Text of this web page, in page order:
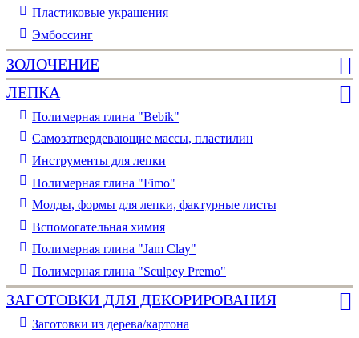
Пластиковые украшения
Эмбоссинг
ЗОЛОЧЕНИЕ
ЛЕПКА
Полимерная глина "Bebik"
Самозатвердевающие массы, пластилин
Инструменты для лепки
Полимерная глина "Fimo"
Молды, формы для лепки, фактурные листы
Вспомогательная химия
Полимерная глина "Jam Clay"
Полимерная глина "Sculpey Premo"
ЗАГОТОВКИ ДЛЯ ДЕКОРИРОВАНИЯ
Заготовки из дерева/картона